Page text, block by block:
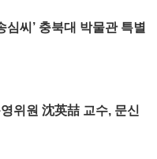
심씨’ 충북대 박물관 특별
위원 沈英喆 교수, 문신